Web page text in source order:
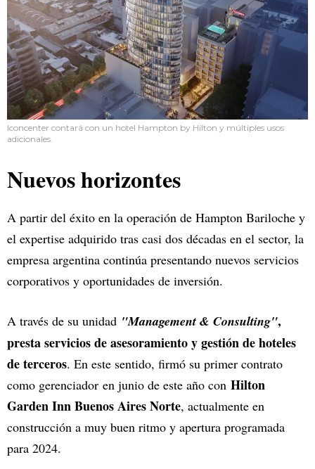
Iconcenter contará con un hotel Hampton by Hilton y múltiples usos
adicionales.
Nuevos horizontes
A partir del éxito en la operación de Hampton Bariloche y
el expertise adquirido tras casi dos décadas en el sector, la
empresa argentina continúa presentando nuevos servicios
corporativos y oportunidades de inversión.
A través de su unidad "Management & Consulting",
presta servicios de asesoramiento y gestión de hoteles
de terceros. En este sentido, firmó su primer contrato
como gerenciador en junio de este año con Hilton
Garden Inn Buenos Aires Norte, actualmente en
construcción a muy buen ritmo y apertura programada
para 2024.